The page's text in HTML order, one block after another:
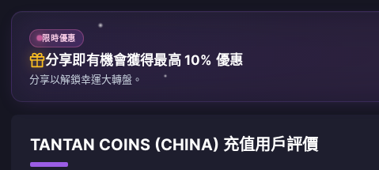
限時優惠
分享即有機會獲得最高 10% 優惠
分享以解鎖幸運大轉盤。
TANTAN COINS (CHINA) 充值用戶評價